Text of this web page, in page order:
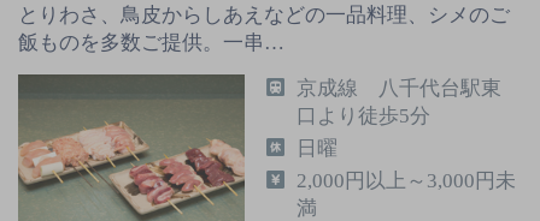
とりわさ、鳥皮からしあえなどの一品料理、シメのご
飯ものを多数ご提供。一串…
京成線 八千代台駅東
口より徒歩5分
日曜
2,000円以上～3,000円未
満